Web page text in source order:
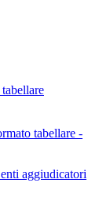
tabellare -
aggiudicatori